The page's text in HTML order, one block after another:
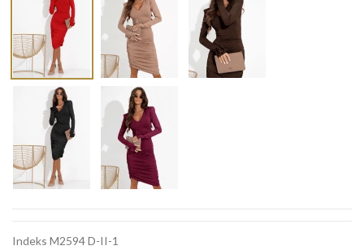
Indeks M2594 D-II-1